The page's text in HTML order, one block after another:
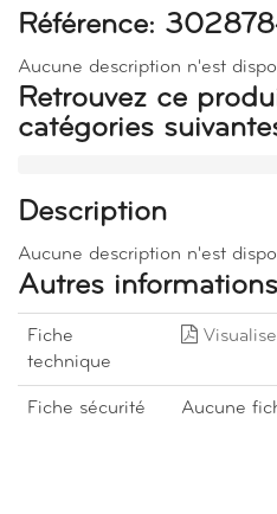
Référence:
Aucune description n'est
Retrouvez ce
catégories
Description
Aucune description n'est
Autres informations
Fiche
technique
Fiche sécurité Aucune